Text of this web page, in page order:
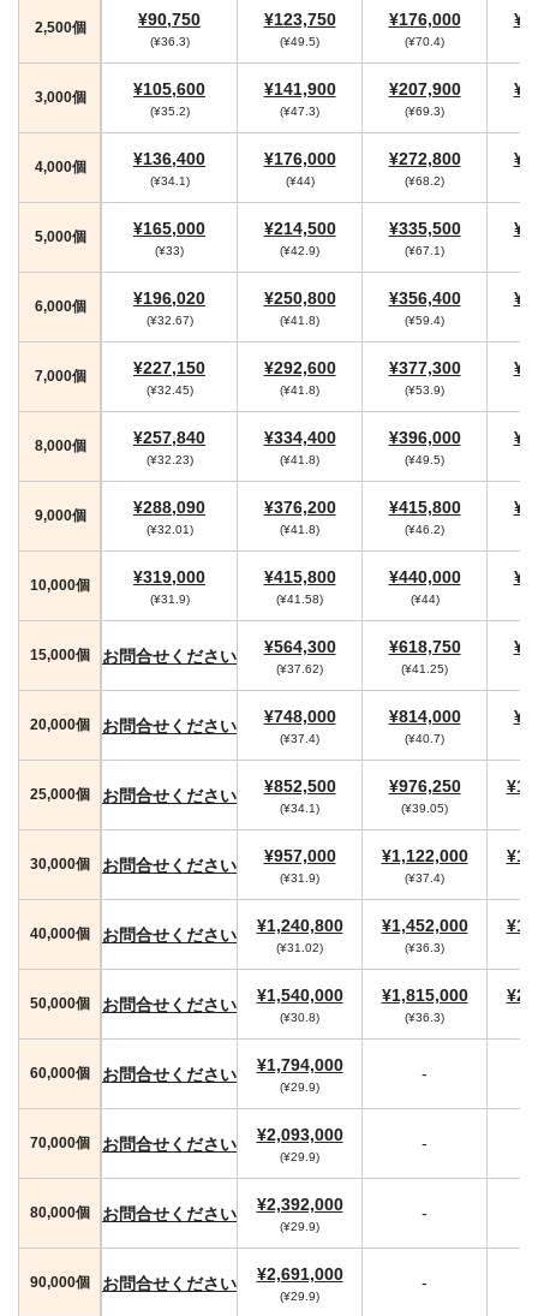
2,500個 ¥90,750
(¥36.3)
¥123,750
(¥49.5)
¥176,000
(¥70.4)
3,000個 ¥105,600
(¥35.2)
¥141,900
(¥47.3)
¥207,900
(¥69.3)
4,000個 ¥136,400
(¥34.1)
¥176,000
(¥44)
¥272,800
(¥68.2)
5,000個 ¥165,000
(¥33)
¥214,500
(¥42.9)
¥335,500
(¥67.1)
6,000個 ¥196,020
(¥32.67)
¥250,800
(¥41.8)
¥356,400
(¥59.4)
7,000個 ¥227,150
(¥32.45)
¥292,600
(¥41.8)
¥377,300
(¥53.9)
8,000個 ¥257,840
(¥32.23)
¥334,400
(¥41.8)
¥396,000
(¥49.5)
9,000個 ¥288,090
(¥32.01)
¥376,200
(¥41.8)
¥415,800
(¥46.2)
10,000個 ¥319,000
(¥31.9)
¥415,800
(¥41.58)
¥440,000
(¥44)
15,000個 お問合せください ¥564,300
(¥37.62)
¥618,750
(¥41.25)
20,000個 お問合せください ¥748,000
(¥37.4)
¥814,000
(¥40.7)
25,000個 お問合せください ¥852,500
(¥34.1)
¥976,250
(¥39.05)
30,000個 お問合せください ¥957,000
(¥31.9)
¥1,122,000
(¥37.4)
40,000個 お問合せください ¥1,240,800
(¥31.02)
¥1,452,000
(¥36.3)
50,000個 お問合せください ¥1,540,000
(¥30.8)
¥1,815,000
(¥36.3)
60,000個 お問合せください ¥1,794,000
(¥29.9)
-
70,000個 お問合せください ¥2,093,000
(¥29.9)
-
80,000個 お問合せください ¥2,392,000
(¥29.9)
-
90,000個 お問合せください ¥2,691,000
(¥29.9)
-